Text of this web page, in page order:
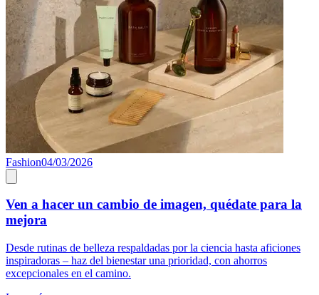
Fashion04/03/2026
Ven a hacer un cambio de imagen, quédate para la
mejora
Desde rutinas de belleza respaldadas por la ciencia hasta aficiones
inspiradoras – haz del bienestar una prioridad, con ahorros
excepcionales en el camino.